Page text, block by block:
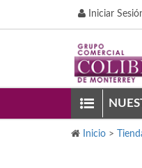
Iniciar
Inicio >